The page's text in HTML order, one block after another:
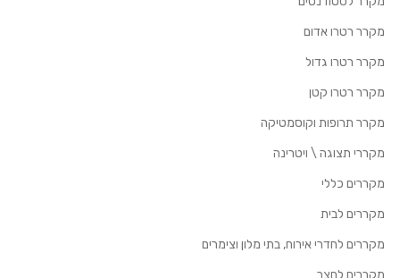
מקרר רטרו אדום
מקרר רטרו גדול
מקרר רטרו קטן
מקרר תרופות וקוסמטיקה
מקררי תצוגה \ ויטרינה
מקררים כללי
מקררים לבית
מקררים לחדרי אירוח, בתי מלון וצימרים